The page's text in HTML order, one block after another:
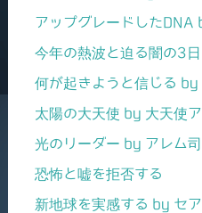
アップグレードしたDNA
今年の熱波と迫る闇の3
何が起きようと信じる by
太陽の大天使 by 大天使
光のリーダー by アレム
恐怖と嘘を拒否する
新地球を実感する by セ